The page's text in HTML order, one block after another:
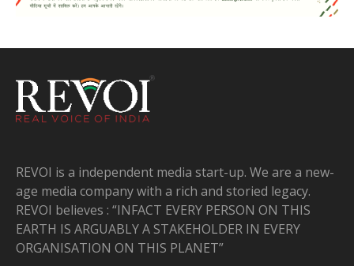
REVOI is a independent media start-up. We are a new-
age media company with a rich and storied legacy.
REVOI believes : “INFACT EVERY PERSON ON THIS
EARTH IS ARGUABLY A STAKEHOLDER IN EVERY
ORGANISATION ON THIS PLANET”